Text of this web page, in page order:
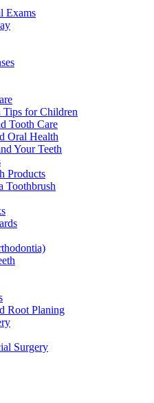
Exams
Tips for Children
Tooth Care
Oral Health
Your Teeth
Products
Toothbrush
Root Planing
Surgery